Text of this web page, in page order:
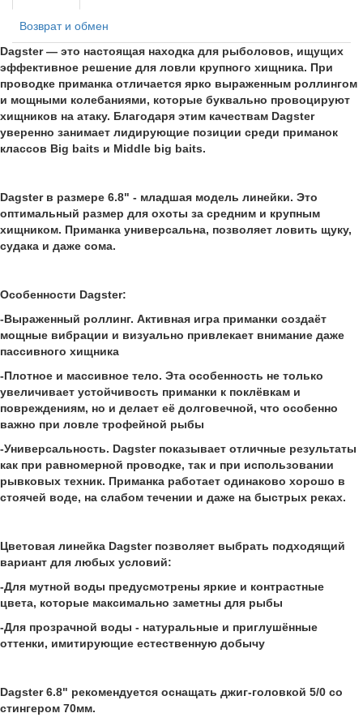
Возврат и обмен
Dagster — это настоящая находка для рыболовов, ищущих
эффективное решение для ловли крупного хищника. При
проводке приманка отличается ярко выраженным роллингом
и мощными колебаниями, которые буквально провоцируют
хищников на атаку. Благодаря этим качествам Dagster
уверенно занимает лидирующие позиции среди приманок
классов Big baits и Middle big baits.
Dagster в размере 6.8" - младшая модель линейки. Это
оптимальный размер для охоты за средним и крупным
хищником. Приманка универсальна, позволяет ловить щуку,
судака и даже сома.
Особенности Dagster:
-Выраженный роллинг. Активная игра приманки создаёт
мощные вибрации и визуально привлекает внимание даже
пассивного хищника
-Плотное и массивное тело. Эта особенность не только
увеличивает устойчивость приманки к поклёвкам и
повреждениям, но и делает её долговечной, что особенно
важно при ловле трофейной рыбы
-Универсальность. Dagster показывает отличные результаты
как при равномерной проводке, так и при использовании
рывковых техник. Приманка работает одинаково хорошо в
стоячей воде, на слабом течении и даже на быстрых реках.
Цветовая линейка Dagster позволяет выбрать подходящий
вариант для любых условий:
-Для мутной воды предусмотрены яркие и контрастные
цвета, которые максимально заметны для рыбы
-Для прозрачной воды - натуральные и приглушённые
оттенки, имитирующие естественную добычу
Dagster 6.8" рекомендуется оснащать джиг-головкой 5/0 со
стингером 70мм.